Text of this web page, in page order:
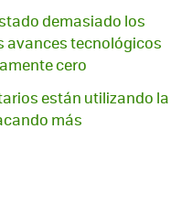
demasiado los
avances tecnológicos
cero
están utilizando la
más